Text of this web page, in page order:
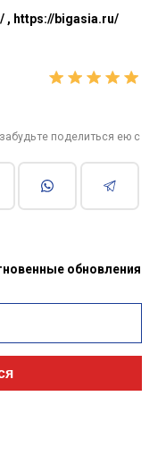
, https://bigasia.ru/
поделиться ею с
обновления